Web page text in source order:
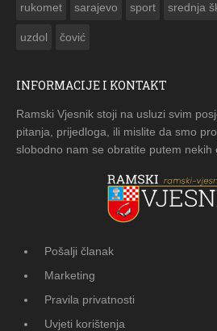
rukomet sarajevo sport srednja
uzdol čović
INFORMACIJE I KONTAKT
Ramski Vjesnik stoji na usluzi svim
pitanja, prijedloga, ili mislite da smo
slobodno nam se obratite putem nekih
Pošalji članak
Marketing
Pravila privatnosti
Uvjeti korištenja